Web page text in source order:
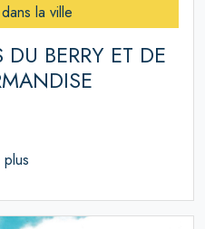
la ville
BERRY ET DE